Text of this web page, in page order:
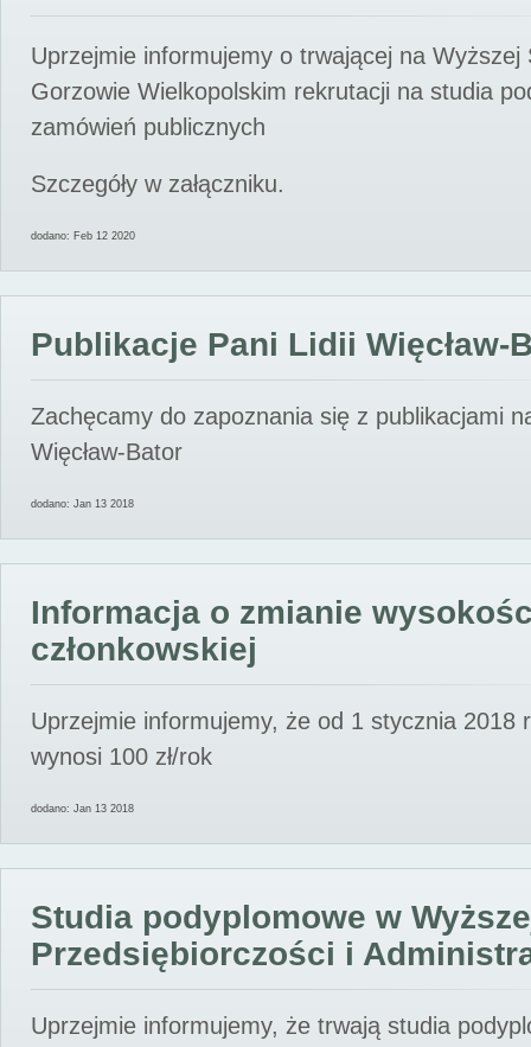
Uprzejmie informujemy o trwającej na Wyższej
Gorzowie Wielkopolskim rekrutacji na studia
zamówień publicznych
Szczegóły w załączniku.
dodano: Feb 12 2020
Publikacje Pani Lidii Więcław-
Zachęcamy do zapoznania się z publikacjami
Więcław-Bator
dodano: Jan 13 2018
Informacja o zmianie
członkowskiej
Uprzejmie informujemy, że od 1 stycznia 2018
wynosi 100 zł/rok
dodano: Jan 13 2018
Studia podyplomowe w
Przedsiębiorczości i
Uprzejmie informujemy, że trwają studia